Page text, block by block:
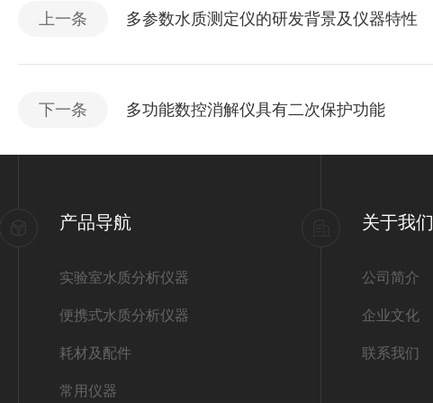
上一条 多参数水质测定仪的研发背景及仪器特性
下一条 多功能数控消解仪具有二次保护功能
产品导航
实验室水质分析仪器
便携式水质分析仪器
耗材及配件
常用仪器
关于我们
公司简介
企业文化
联系我们